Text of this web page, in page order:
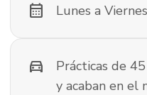
calendar_month Lunes a
directions_car
Prácticas de
y acaban en el